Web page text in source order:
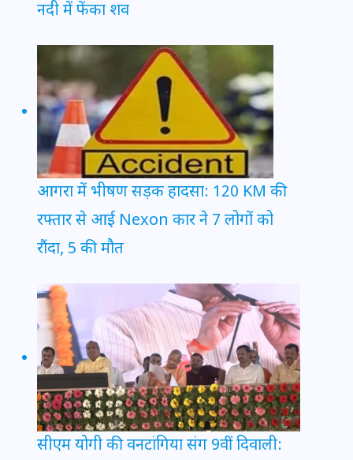
नदी में फेंका शव
आगरा में भीषण सड़क हादसा: 120 KM की
रफ्तार से आई Nexon कार ने 7 लोगों को
रौंदा, 5 की मौत
सीएम योगी की वनटांगिया संग 9वीं दिवाली: